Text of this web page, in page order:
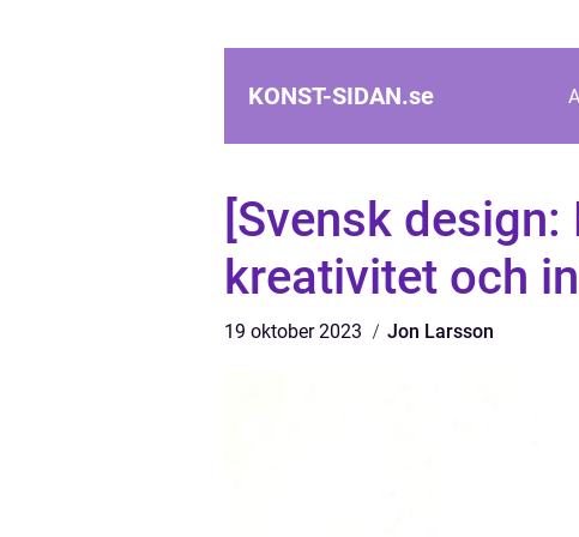
KONST-SIDAN.se
[Svensk
kreativitet och
19 oktober 2023 Jon Larsson